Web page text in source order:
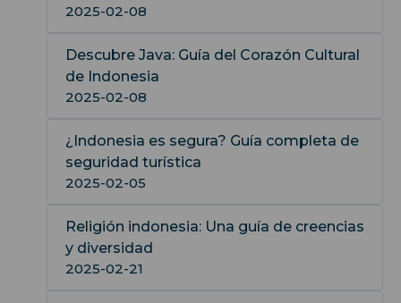
2025-02-08
Descubre Java: Guía del Corazón Cultural
de Indonesia
2025-02-08
¿Indonesia es segura? Guía completa de
seguridad turística
2025-02-05
Religión indonesia: Una guía de creencias
y diversidad
2025-02-21